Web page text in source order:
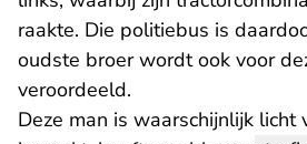
raakte. Die politiebus is
oudste broer wordt ook voor
veroordeeld.
Deze man is waarschijnlijk licht